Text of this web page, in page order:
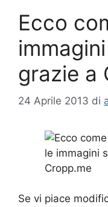
Ecco
grazie a
24 Aprile 2013 di
Se vi piace